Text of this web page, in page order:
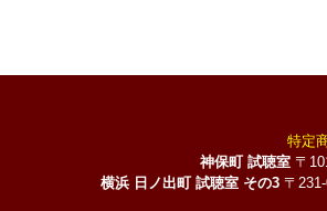
特定
神保町 試聴室 〒
横浜 日ノ出町 試聴室 その3 〒